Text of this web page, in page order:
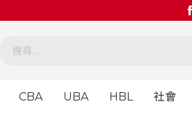
CBA UBA HBL 社會